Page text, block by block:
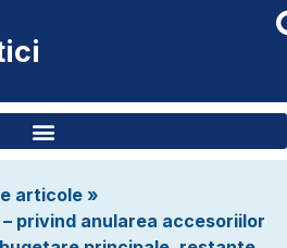
articole »
privind anularea accesoriilor